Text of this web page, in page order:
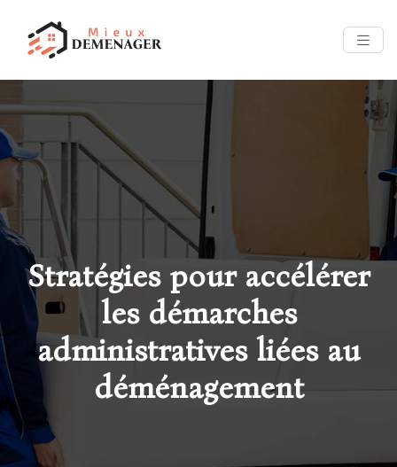
Stratégies pour accélérer
les démarches
administratives liées au
déménagement